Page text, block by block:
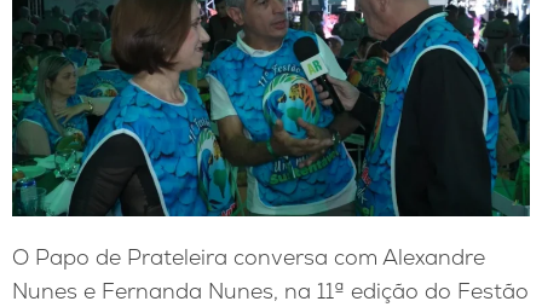
O Papo de Prateleira conversa com Alexandre
Nunes e Fernanda Nunes, na 11ª edição do Festão